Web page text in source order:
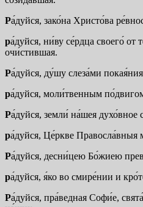
Ра́дуйся, зако́на Христо́ва
ра́дуйся, ни́ву се́рдца своего́
очи́стившая.
Ра́дуйся, ду́шу слеза́ми
ра́дуйся, моли́твенным
Ра́дуйся, земли́ на́шея духо́вное
ра́дуйся, Це́ркве Правосла́вныя
Ра́дуйся, десни́цею Бо́жиею
ра́дуйся, я́ко во смире́нии и
Ра́дуйся, пра́ведная Софи́е,